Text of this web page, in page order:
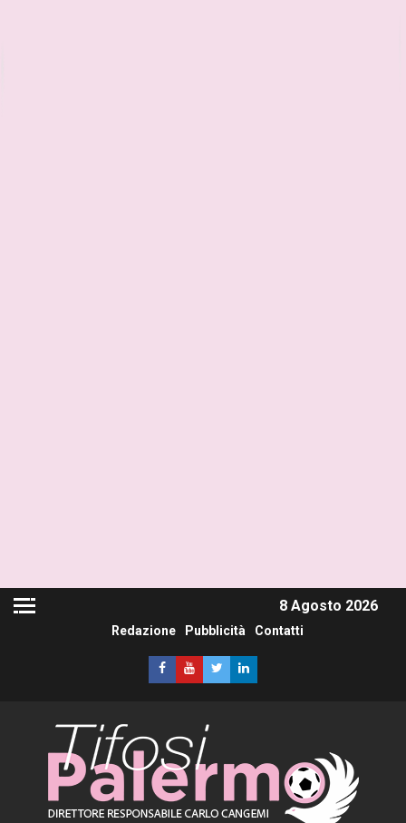
8 Agosto 2026
Redazione Pubblicità Contatti